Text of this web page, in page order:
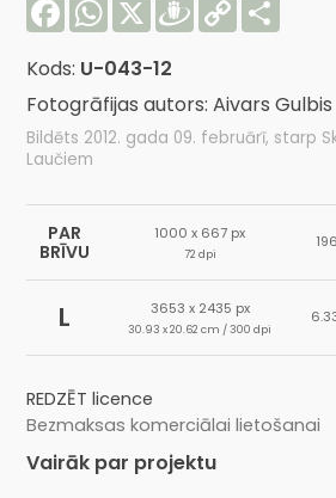
Link
Kods: U-043-12
Fotogrāfijas autors: Aivars Gulbis
Bildēts 2012. gada 09. februārī, starp
Laučiem
PAR
BRĪVU
1000 x 667 px
72 dpi
L 3653 x 2435 px
30.93 x 20.62 cm / 300 dpi
REDZĒT licence
Bezmaksas komerciālai lietošanai
Vairāk par projektu